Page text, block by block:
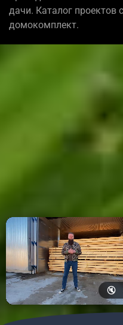
дачи. Каталог проектов
домокомплект.
🔇